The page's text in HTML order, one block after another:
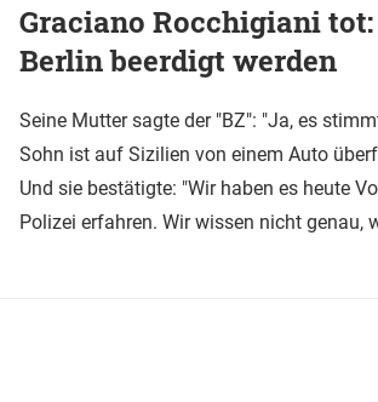
Graciano Rocchigiani
Berlin beerdigt werden
Seine Mutter sagte der "BZ": "Ja, es
Sohn ist auf Sizilien von einem Auto
Und sie bestätigte: "Wir haben es heute
Polizei erfahren. Wir wissen nicht genau,